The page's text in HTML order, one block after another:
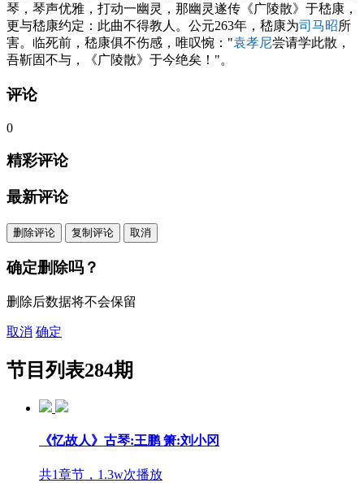
琴，琴声优雅，打动一幽灵，那幽灵遂传《广陵散》于嵇康，
更与嵇康约定：此曲不得教人。公元263年，嵇康为司马昭所
害。临死前，嵇康俱不伤感，唯叹惋："袁孝尼尝请学此散，
吾靳固不与，《广陵散》于今绝矣！"。
评论
0
精彩评论
最新评论
删除评论 复制评论 取消
确定删除吗？
删除后数据将不会保留
取消 确定
节目列表284期
《忆故人》古琴:王鹏 箫:刘小冈
共1章节，1.3w次播放